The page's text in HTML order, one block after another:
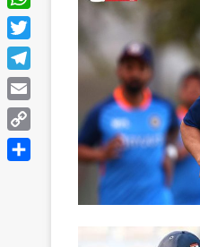
WhatsApp
Twitter
Telegram
Email
Copy
Link